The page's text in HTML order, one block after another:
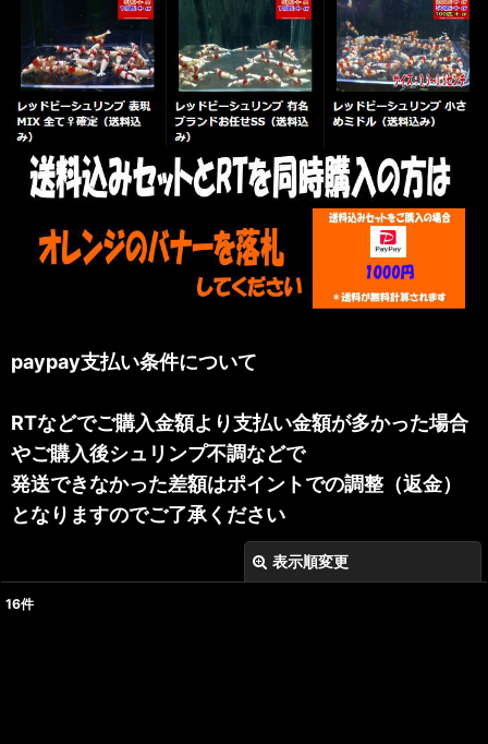
paypay支払い条件について
RTなどでご購入金額より支払い金額が多かった場合
やご購入後シュリンプ不調などで
発送できなかった差額はポイントでの調整（返金）
となりますのでご了承ください
表示順変更
16件